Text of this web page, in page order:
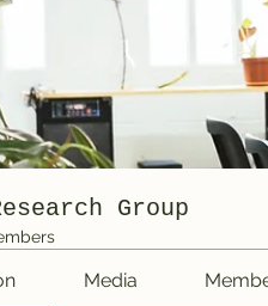
Group
Media